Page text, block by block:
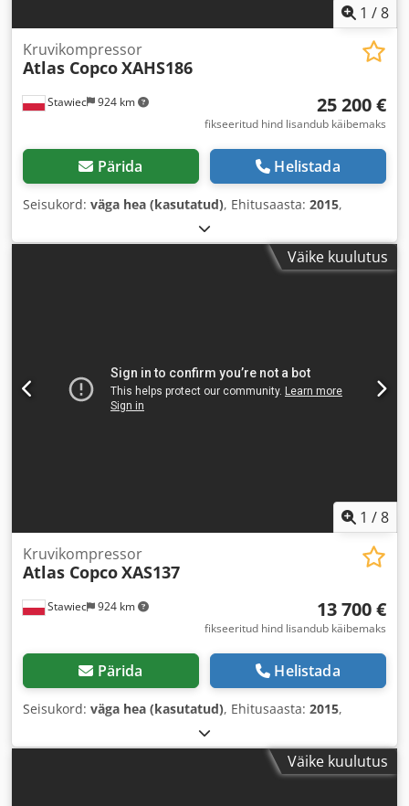
1 /8
Stawiec 924 km
Kruvikompressor
Atlas CopcoXAHS186
25 200 €
fikseeritud hind lisandub käibemaks
Pärida Helistada
Seisukord: väga hea (kasutatud), Ehitusaasta: 2015,
Väike kuulutus
1 /8
Stawiec 924 km
Kruvikompressor
Atlas CopcoXAS137
13 700 €
fikseeritud hind lisandub käibemaks
Pärida Helistada
Seisukord: väga hea (kasutatud), Ehitusaasta: 2015,
Väike kuulutus